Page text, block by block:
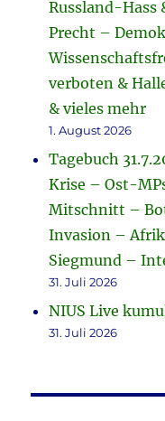
Russland-Hass
Precht –
verboten &
& vieles mehr
1. August 2026
Tagebuch
Krise – Ost-
Mitschnitt –
Invasion –
Siegmund –
31. Juli 2026
NIUS Live
31. Juli 2026